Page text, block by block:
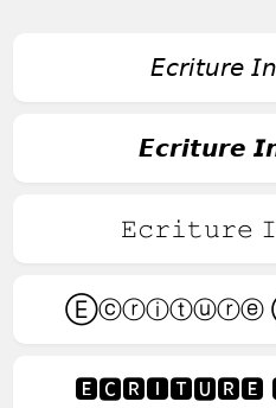
𝘌𝘤𝘳𝘪𝘵𝘶𝘳𝘦
𝙀𝙘𝙧𝙞𝙩𝙪𝙧𝙚
𝙴𝚌𝚛𝚒𝚝𝚞𝚛𝚎
Ⓔⓒⓡⓘⓣⓤⓡⓔ
🅴🅲🆁🅸🆃🆄🆁🅴